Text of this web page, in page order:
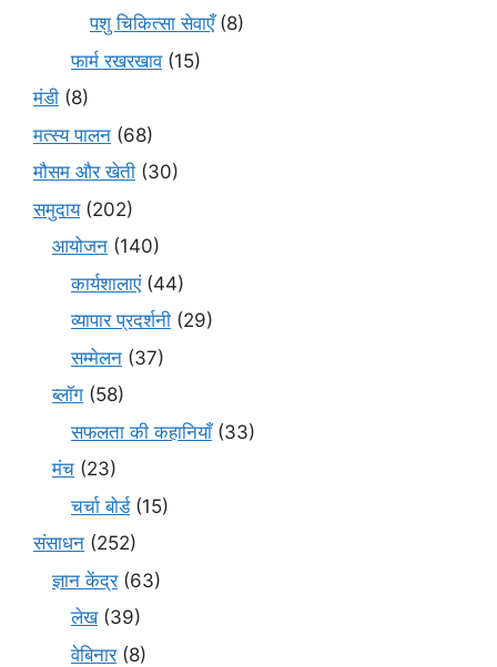
पशु चिकित्सा सेवाएँ(8)
फार्म रखरखाव(15)
मंडी (8)
मत्स्य पालन (68)
मौसम और खेती (30)
समुदाय(202)
आयोजन (140)
कार्यशालाएं(44)
व्यापार प्रदर्शनी (29)
सम्मेलन (37)
ब्लॉग (58)
सफलता की कहानियाँ(33)
मंच (23)
चर्चा बोर्ड(15)
संसाधन (252)
ज्ञान केंद्र(63)
लेख(39)
वेबिनार(8)